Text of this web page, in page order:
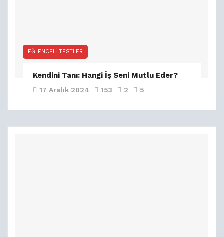
EĞLENCELI TESTLER
Kendini Tanı: Hangi İş Seni Mutlu Eder?
17 Aralık 2024 153 2 5